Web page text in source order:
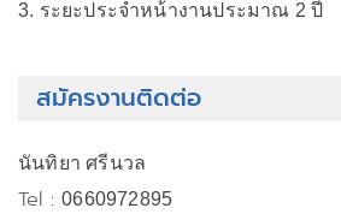
3. ระยะประจำหน้างานประมาณ 2 ปี
สมัครงานติดต่อ
นันทิยา ศรีนวล
Tel :0660972895